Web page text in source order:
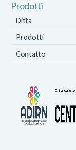
Prodotti
Ditta
Prodotti
Contatto